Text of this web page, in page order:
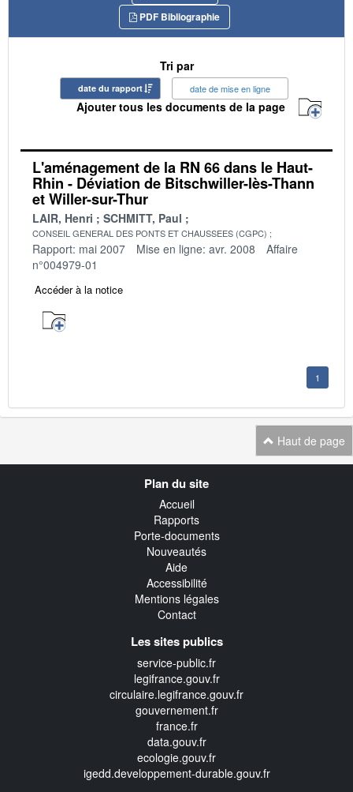
PDF Bibliographie
Tri par
date du rapport date de mise en ligne
Ajouter tous les documents de la page
L'aménagement de la RN 66 dans le Haut-
Rhin - Déviation de Bitschwiller-lès-Thann
et Willer-sur-Thur
LAIR, Henri SCHMITT, Paul
CONSEIL GENERAL DES PONTS ET CHAUSSEES (CGPC)
Rapport: mai 2007 Mise en ligne: avr. 2008
Affaire
n°004979-01
Accéder à la notice
1
Haut de page
Plan du site
Accueil
Rapports
Porte-documents
Nouveautés
Aide
Accessibilité
Mentions légales
Contact
Les sites publics
service-public.fr
legifrance.gouv.fr
circulaire.legifrance.gouv.fr
gouvernement.fr
france.fr
data.gouv.fr
ecologie.gouv.fr
igedd.developpement-durable.gouv.fr